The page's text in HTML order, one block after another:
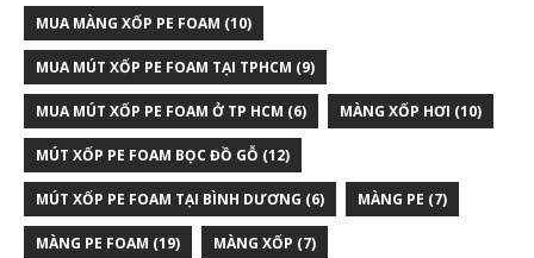
MUA MÀNG XỐP PE FOAM (10)
MUA MÚT XỐP PE FOAM TẠI TPHCM (9)
MUA MÚT XỐP PE FOAM Ở TP HCM (6) MÀNG XỐP HƠI (10)
MÚT XỐP PE FOAM BỌC ĐỒ GỖ (12)
MÚT XỐP PE FOAM TẠI BÌNH DƯƠNG (6) MÀNG PE (7)
MÀNG PE FOAM (19) MÀNG XỐP (7)